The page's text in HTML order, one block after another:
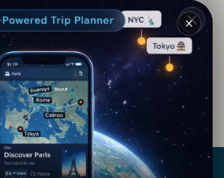
· da Simiane-la-Rotonde
verificato · Community Secret
in 62 lingue
✕